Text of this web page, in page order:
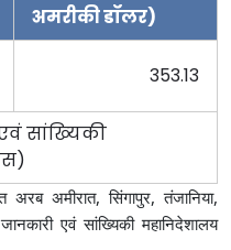
अमरीकी डॉलर)
353.13
सांख्‍यिकी
अरब अमीरात, सिंगापुर, तंजानिया,
एवं सांख्‍यिकी महानिदेशालय